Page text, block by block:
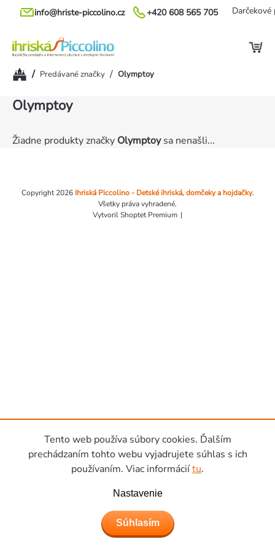
Tento web používa súbory cookies. Ďalším
prechádzaním tohto webu vyjadrujete súhlas s ich
používaním. Viac informáciítu.
Nastavenie
Súhlasím
Prejsť
+420 608 565 705
info@hriste-piccolino.cz Darčekové
Domov
/ Predávané značky / Olymptoy
Olymptoy
Žiadne produkty značky Olymptoysa nenašli...
Vytvoril Shoptet Premium
Copyright 2026 Ihriská Piccolino - Detské ihriská, domčeky a hojdačky.
Všetky práva vyhradené.